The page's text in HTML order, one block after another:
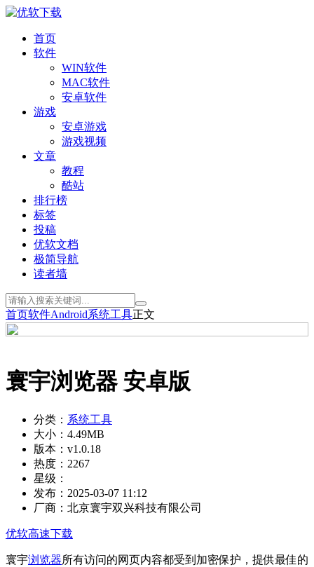
首页
软件
WIN软件
MAC软件
安卓软件
游戏
安卓游戏
游戏视频
文章
教程
酷站
排行榜
标签
投稿
优软文档
极简导航
读者墙
首页软件Android系统工具正文
寰宇浏览器 安卓版
分类： 系统工具
大小： 4.49MB
版本： v1.0.18
热度： 2267
星级：
发布： 2025-03-07 11:12
厂商： 北京寰宇双兴科技有限公司
优软高速下载
寰宇浏览器所有访问的网页内容都受到加密保护，提供最佳的